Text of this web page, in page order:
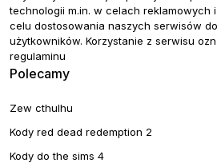
technologii m.in. w celach reklamowych
celu dostosowania naszych serwisów
użytkowników. Korzystanie z serwisu
regulaminu
Polecamy
Zew cthulhu
Kody red dead redemption 2
Kody do the sims 4